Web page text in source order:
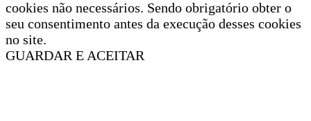
cookies não necessários. Sendo obrigatório obter o
seu consentimento antes da execução desses cookies
no site.
GUARDAR E ACEITAR